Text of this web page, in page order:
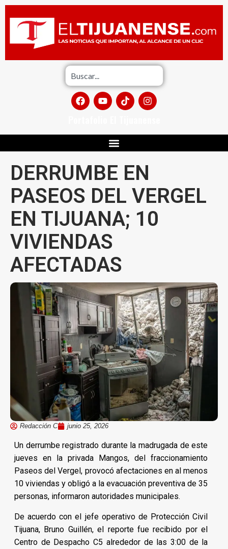
DERRUMBE EN
PASEOS DEL VERGEL
EN TIJUANA; 10
VIVIENDAS
AFECTADAS
Redacción C junio 25, 2026
Un derrumbe registrado durante la madrugada de este
jueves en la privada Mangos, del fraccionamiento
Paseos del Vergel, provocó afectaciones en al menos
10 viviendas y obligó a la evacuación preventiva de 35
personas, informaron autoridades municipales.
De acuerdo con el jefe operativo de Protección Civil
Tijuana, Bruno Guillén, el reporte fue recibido por el
Centro de Despacho C5 alrededor de las 3:00 de la